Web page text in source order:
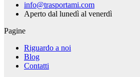
info@trasportami.com
Aperto dal lunedì al venerdì
Pagine
Riguardo a noi
Blog
Contatti